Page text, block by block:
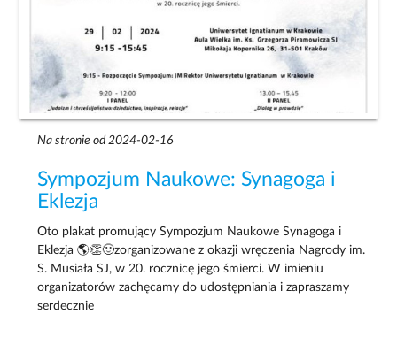
Na stronie od 2024-02-16
Sympozjum Naukowe: Synagoga i
Eklezja
Oto plakat promujący Sympozjum Naukowe Synagoga i
Eklezja 🌎👏🙂zorganizowane z okazji wręczenia Nagrody im.
S. Musiała SJ, w 20. rocznicę jego śmierci. W imieniu
organizatorów zachęcamy do udostępniania i zapraszamy
serdecznie